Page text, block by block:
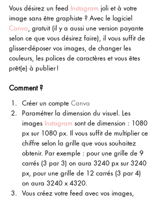
Vous désirez un feed Instagram joli et à votre
image sans être graphiste ? Avec le logiciel
Canva, gratuit (il y a aussi une version payante
selon ce que vous désirez faire), il vous suffit de
glisser-déposer vos images, de changer les
couleurs, les polices de caractères et vous êtes
prêt(e) à publier !
Comment ?
Créer un compte Canva
Paramétrer la dimension du visuel. Les
images Instagram sont de dimension : 1080
px sur 1080 px. Il vous suffit de multiplier ce
chiffre selon la grille que vous souhaitez
obtenir. Par exemple : pour une grille de 9
carrés (3 par 3) on aura 3240 px sur 3240
px, pour une grille de 12 carrés (3 par 4)
on aura 3240 x 4320.
Vous créez votre feed avec vos images,